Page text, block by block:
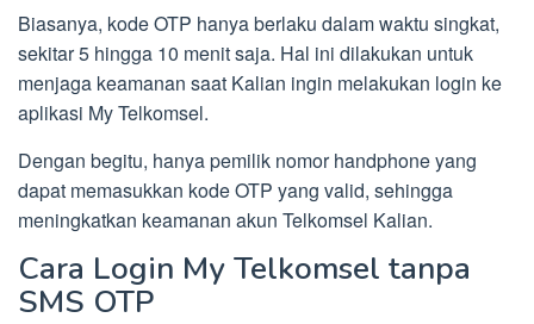
Biasanya, kode OTP hanya berlaku dalam waktu singkat,
sekitar 5 hingga 10 menit saja. Hal ini dilakukan untuk
menjaga keamanan saat Kalian ingin melakukan login ke
aplikasi My Telkomsel.
Dengan begitu, hanya pemilik nomor handphone yang
dapat memasukkan kode OTP yang valid, sehingga
meningkatkan keamanan akun Telkomsel Kalian.
Cara Login My Telkomsel tanpa
SMS OTP